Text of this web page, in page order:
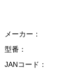
メーカー：
型番：
JANコード：